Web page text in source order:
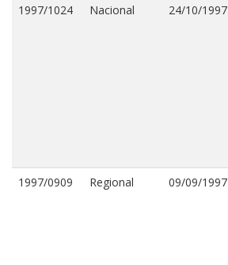
1997/1024 Nacional 24/10/1997
1997/0909 Regional 09/09/1997